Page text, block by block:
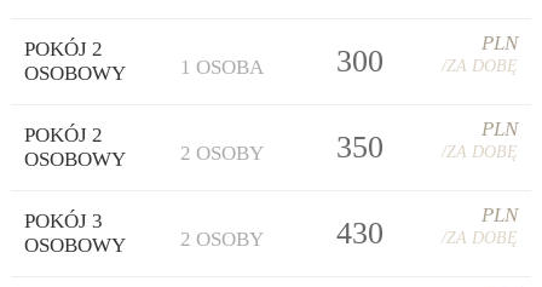
POKÓJ 2
OSOBOWY
1 OSOBA 300
PLN
/ZA DOBĘ
POKÓJ 2
OSOBOWY
2 OSOBY 350
PLN
/ZA DOBĘ
POKÓJ 3
OSOBOWY
2 OSOBY 430
PLN
/ZA DOBĘ